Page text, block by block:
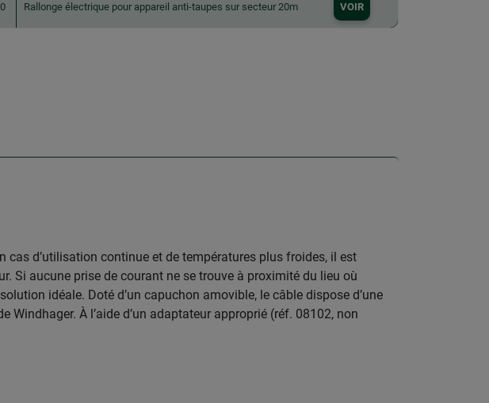
Rallonge électrique pour appareil anti-taupes sur secteur 20m VOIR
cas d’utilisation continue et de températures plus froides, il est
Si aucune prise de courant ne se trouve à proximité du lieu où
idéale. Doté d’un capuchon amovible, le câble dispose d’une
À l’aide d’un adaptateur approprié (réf. 08102, non